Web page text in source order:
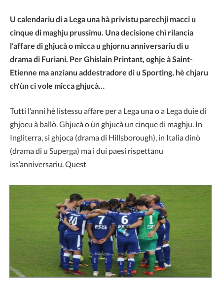
U calendariu di a Lega una hà privistu parechji macci u
cinque di maghju prussimu. Una decisione chì rilancia
l’affare di ghjucà o micca u ghjornu anniversariu di u
drama di Furiani. Per Ghislain Printant, oghje à Saint-
Etienne ma anzianu addestradore di u Sporting, hè chjaru
ch’ùn ci vole micca ghjucà…
Tutti l’anni hè listessu affare per a Lega una o a Lega duie di
ghjocu à ballò. Ghjucà o ùn ghjucà un cinque di maghju. In
Ingliterra, si ghjoca (drama di Hillsborough), in Italia dinò
(drama di u Superga) ma i dui paesi rispettanu
iss’anniversariu. Quest